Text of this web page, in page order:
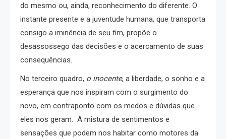
do mesmo ou, ainda, reconhecimento do diferente. O
instante presente e a juventude humana, que transporta
consigo a iminência de seu fim, propõe o
desassossego das decisões e o acercamento de suas
consequências.
No terceiro quadro, o inocente, a liberdade, o sonho e a
esperança que nos inspiram com o surgimento do
novo, em contraponto com os medos e dúvidas que
eles nos geram. A mistura de sentimentos e
sensações que podem nos habitar como motores da